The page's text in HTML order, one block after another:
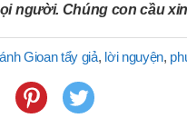
người. Chúng con cầu
Gioan tẩy giả, lời nguyện,